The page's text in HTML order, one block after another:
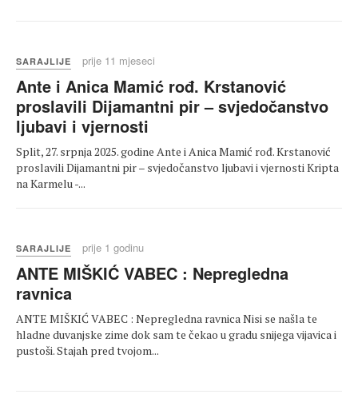
SARAJLIJE prije 11 mjeseci
Ante i Anica Mamić rođ. Krstanović
proslavili Dijamantni pir – svjedočanstvo
ljubavi i vjernosti
Split, 27. srpnja 2025. godine Ante i Anica Mamić rođ. Krstanović
proslavili Dijamantni pir – svjedočanstvo ljubavi i vjernosti Kripta
na Karmelu -...
SARAJLIJE prije 1 godinu
ANTE MIŠKIĆ VABEC : Nepregledna
ravnica
ANTE MIŠKIĆ VABEC : Nepregledna ravnica Nisi se našla te
hladne duvanjske zime dok sam te čekao u gradu snijega vijavica i
pustoši. Stajah pred tvojom...